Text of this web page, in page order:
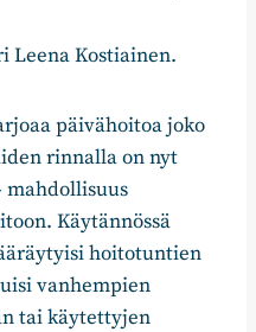
Leena Kostiainen.
päivähoitoa joko
rinnalla on nyt
Käytännössä
hoitotuntien
vanhempien
tai käytettyjen